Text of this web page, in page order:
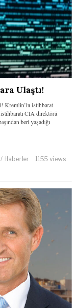
Ulaştı!
Kremlin’in istihbarat
CIA direktörü
beri yaşadığı
/ Haberler
1155 views